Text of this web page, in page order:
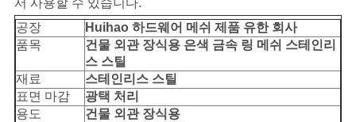
맵
PRIVACY
POLICY
서 사용할 수 있습니다.
공장
Huihao 하드웨어 메쉬 제품 유한 회사
품목
건물 외관 장식용 은색 금속 링 메쉬 스테인리
스 스틸
재료
스테인리스 스틸
표면 마감
광택 처리
용도
건물 외관 장식용